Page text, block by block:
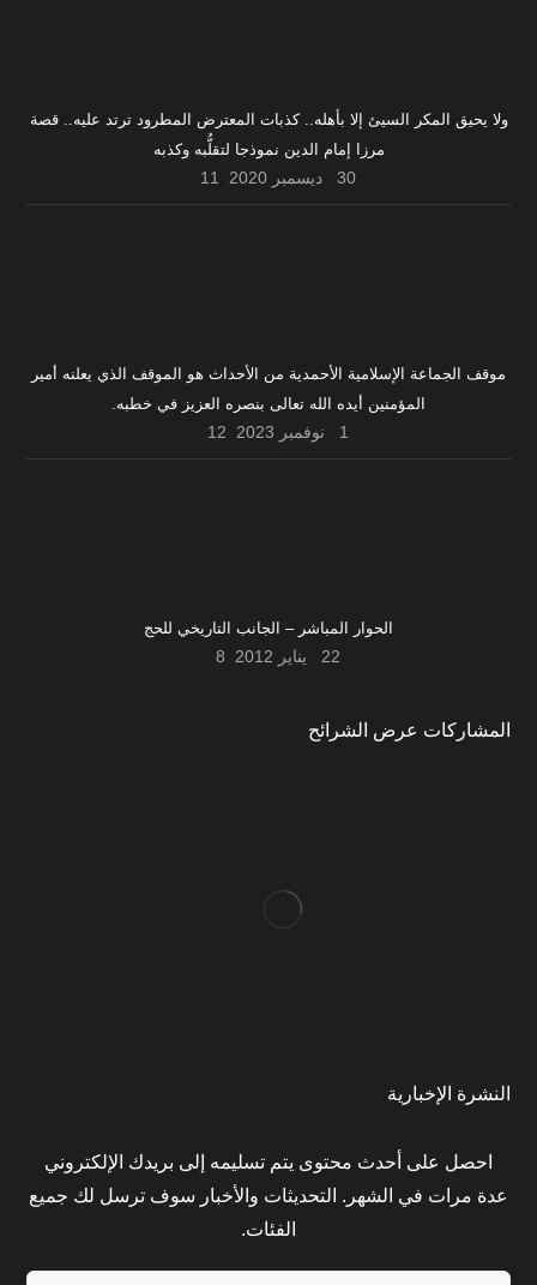
ولا يحيق المكر السيئ إلا بأهله.. كذبات المعترض المطرود ترتد عليه.. قصة
مرزا إمام الدين نموذجا لتقلُّبه وكذبه
30 ديسمبر 2020 11
موقف الجماعة الإسلامية الأحمدية من الأحداث هو الموقف الذي يعلنه أمير
المؤمنين أيده الله تعالى بنصره العزيز في خطبه.
1 نوفمبر 2023 12
الحوار المباشر – الجانب التاريخي للحج
22 يناير 2012 8
المشاركات عرض الشرائح
النشرة الإخبارية
احصل على أحدث محتوى يتم تسليمه إلى بريدك الإلكتروني
عدة مرات في الشهر. التحديثات والأخبار سوف ترسل لك جميع
الفئات.